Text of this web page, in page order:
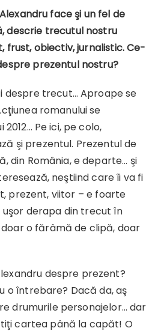
face şi un fel de
descrie trecutul nostru
frust, obiectiv, jurnalistic. Ce-
prezentul nostru?
despre trecut… Aproape se
romanului se
Pe ici, pe colo,
şi prezentul. Prezentul de
din România, e departe… şi
neştiind care îi va fi
prezent, viitor – e foarte
derapa din trecut în
o fărâmă de clipă, doar
despre prezent?
o întrebare? Dacă da, aş
drumurile personajelor… dar
cartea până la capăt! O